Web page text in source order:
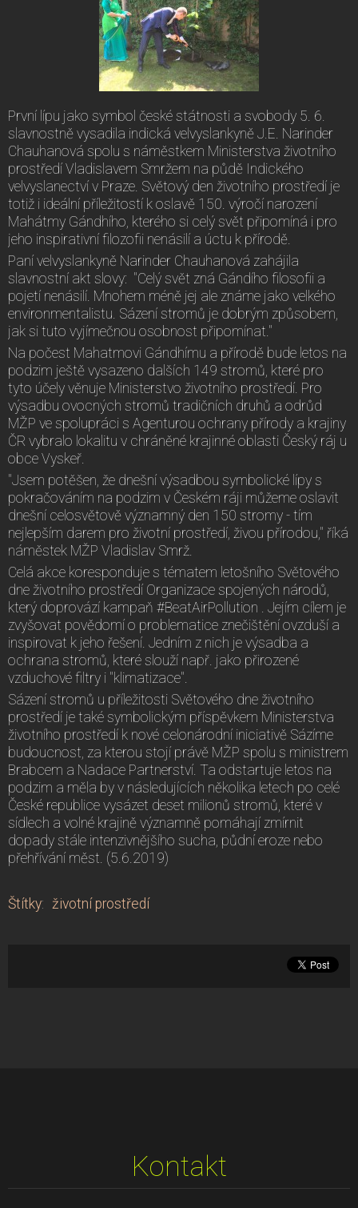
První lípu jako symbol české státnosti a svobody 5. 6.
slavnostně vysadila indická velvyslankyně J.E. Narinder
Chauhanová spolu s náměstkem Ministerstva životního
prostředí Vladislavem Smržem na půdě Indického
velvyslanectví v Praze. Světový den životního prostředí je
totiž i ideální příležitostí k oslavě 150. výročí narození
Mahátmy Gándhího, kterého si celý svět připomíná i pro
jeho inspirativní filozofii nenásilí a úctu k přírodě.
Paní velvyslankyně Narinder Chauhanová zahájila
slavnostní akt slovy: "Celý svět zná Gándího filosofii a
pojetí nenásilí. Mnohem méně jej ale známe jako velkého
environmentalistu. Sázení stromů je dobrým způsobem,
jak si tuto vyjímečnou osobnost připomínat."
Na počest Mahatmovi Gándhímu a přírodě bude letos na
podzim ještě vysazeno dalších 149 stromů, které pro
tyto účely věnuje Ministerstvo životního prostředí. Pro
výsadbu ovocných stromů tradičních druhů a odrůd
MŽP ve spolupráci s Agenturou ochrany přírody a krajiny
ČR vybralo lokalitu v chráněné krajinné oblasti Český ráj u
obce Vyskeř.
"Jsem potěšen, že dnešní výsadbou symbolické lípy s
pokračováním na podzim v Českém ráji můžeme oslavit
dnešní celosvětově významný den 150 stromy - tím
nejlepším darem pro životní prostředí, živou přírodou," říká
náměstek MŽP Vladislav Smrž.
Celá akce koresponduje s tématem letošního Světového
dne životního prostředí Organizace spojených národů,
který doprovází kampaň #BeatAirPollution . Jejím cílem je
zvyšovat povědomí o problematice znečištění ovzduší a
inspirovat k jeho řešení. Jedním z nich je výsadba a
ochrana stromů, které slouží např. jako přirozené
vzduchové filtry i "klimatizace".
Sázení stromů u příležitosti Světového dne životního
prostředí je také symbolickým příspěvkem Ministerstva
životního prostředí k nové celonárodní iniciativě Sázíme
budoucnost, za kterou stojí právě MŽP spolu s ministrem
Brabcem a Nadace Partnerství. Ta odstartuje letos na
podzim a měla by v následujících několika letech po celé
České republice vysázet deset milionů stromů, které v
sídlech a volné krajině významně pomáhají zmírnit
dopady stále intenzivnějšího sucha, půdní eroze nebo
přehřívání měst. (5.6.2019)
Štítky: životní prostředí
Kontakt